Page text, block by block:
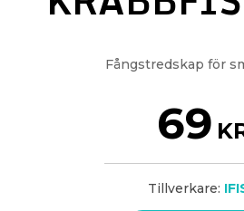
Fångstredskap för
69
Tillverkare: